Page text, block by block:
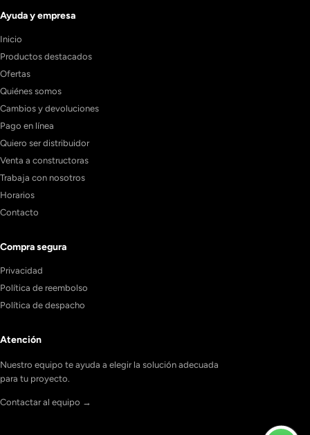
Ayuda y empresa
Inicio
Productos destacados
Ofertas
Quiénes somos
Cambios y devoluciones
Pago en línea
Quiero ser distribuidor
Venta a constructoras
Trabaja con nosotros
Horarios
Contacto
Compra segura
Privacidad
Política de reembolso
Política de despacho
Atención
Nuestro equipo te ayuda a elegir la solución adecuada
para tu proyecto.
Contactar al equipo →